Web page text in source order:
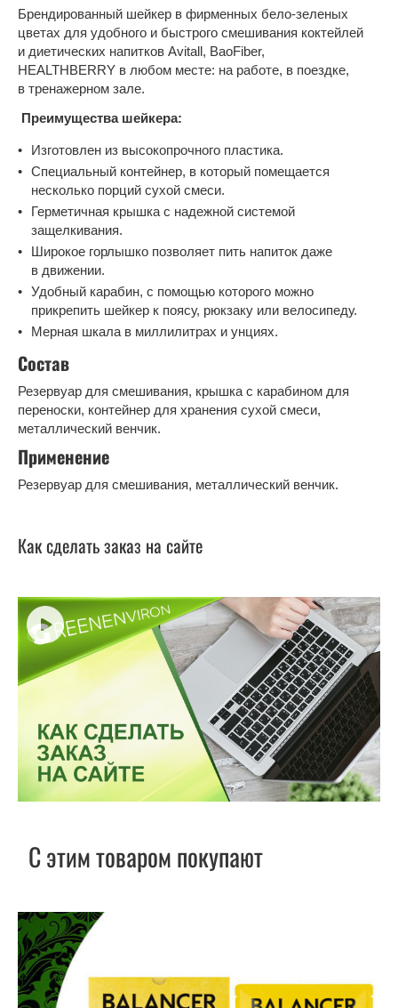
Брендированный шейкер в фирменных бело-зеленых
цветах для удобного и быстрого смешивания коктейлей
и диетических напитков Avitall, BaoFiber,
HEALTHBERRY в любом месте: на работе, в поездке,
в тренажерном зале.
Преимущества шейкера:
Изготовлен из высокопрочного пластика.
Специальный контейнер, в который помещается
несколько порций сухой смеси.
Герметичная крышка с надежной системой
защелкивания.
Широкое горлышко позволяет пить напиток даже
в движении.
Удобный карабин, с помощью которого можно
прикрепить шейкер к поясу, рюкзаку или велосипеду.
Мерная шкала в миллилитрах и унциях.
Состав
Резервуар для смешивания, крышка с карабином для
переноски, контейнер для хранения сухой смеси,
металлический венчик.
Применение
Резервуар для смешивания, металлический венчик.
Как сделать заказ на сайте
С этим товаром покупают